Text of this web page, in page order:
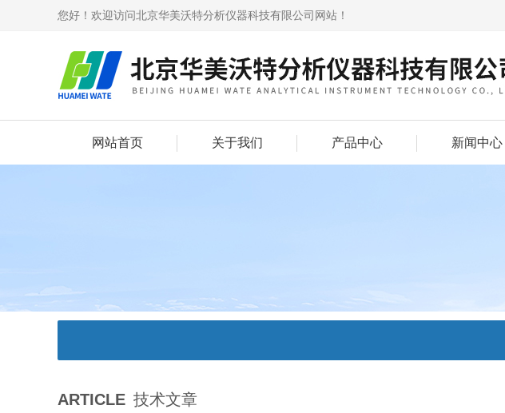
您好！欢迎访问北京华美沃特分析仪器科技有限公司网站！
网站首页 关于我们 产品中心 新闻中心
ARTICLE 技术文章